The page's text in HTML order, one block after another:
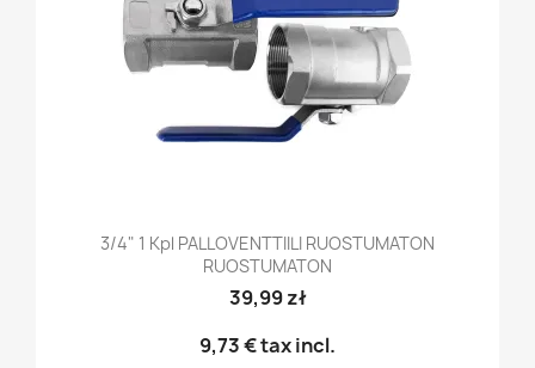
3/4" 1 Kpl PALLOVENTTIILI RUOSTUMATON
RUOSTUMATON
39,99 zł
9,73 €tax incl.